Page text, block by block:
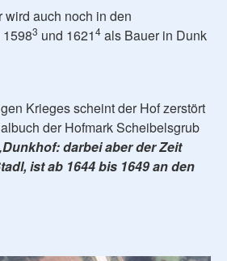
auch noch in den
3 und 16214 als Bauer in Dunk
Krieges scheint der Hof zerstört
der Hofmark Scheibelsgrub
darbei aber der Zeit
ist ab 1644 bis 1649 an den